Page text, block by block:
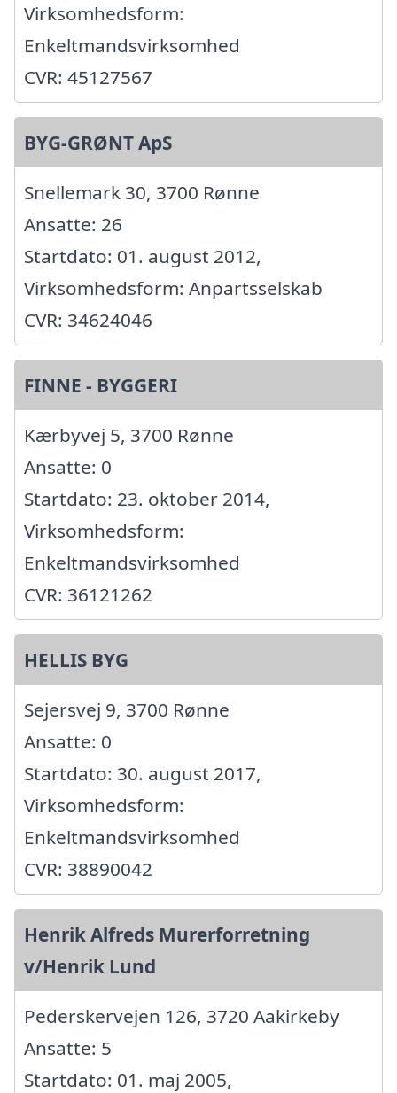
Virksomhedsform:
Enkeltmandsvirksomhed
CVR: 45127567
BYG-GRØNT ApS
Snellemark 30, 3700 Rønne
Ansatte: 26
Startdato: 01. august 2012,
Virksomhedsform: Anpartsselskab
CVR: 34624046
FINNE - BYGGERI
Kærbyvej 5, 3700 Rønne
Ansatte: 0
Startdato: 23. oktober 2014,
Virksomhedsform:
Enkeltmandsvirksomhed
CVR: 36121262
HELLIS BYG
Sejersvej 9, 3700 Rønne
Ansatte: 0
Startdato: 30. august 2017,
Virksomhedsform:
Enkeltmandsvirksomhed
CVR: 38890042
Henrik Alfreds Murerforretning
v/Henrik Lund
Pederskervejen 126, 3720 Aakirkeby
Ansatte: 5
Startdato: 01. maj 2005,